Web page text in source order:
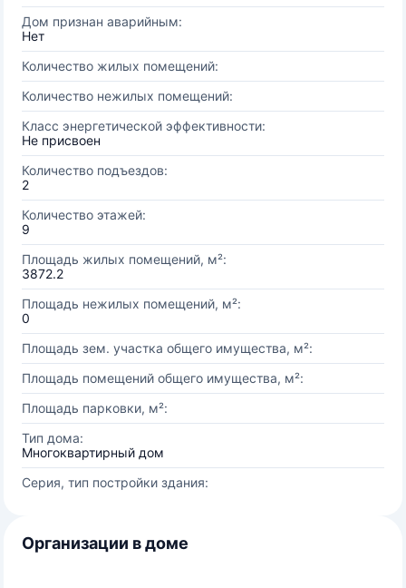
Дом признан аварийным:
Нет
Количество жилых помещений:
Количество нежилых помещений:
Класс энергетической эффективности:
Не присвоен
Количество подъездов:
2
Количество этажей:
9
Площадь жилых помещений, м²:
3872.2
Площадь нежилых помещений, м²:
0
Площадь зем. участка общего имущества, м²:
Площадь помещений общего имущества, м²:
Площадь парковки, м²:
Тип дома:
Многоквартирный дом
Серия, тип постройки здания:
Организации в доме